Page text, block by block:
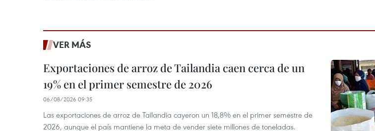
VER MÁS
Exportaciones de arroz de Tailandia caen cerca de un
19% en el primer semestre de 2026
06/08/2026 09:35
Las exportaciones de arroz de Tailandia cayeron un 18,8% en el primer semestre de
2026, aunque el país mantiene la meta de vender siete millones de toneladas.